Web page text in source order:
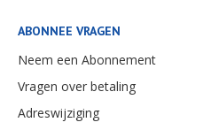
ABONNEE VRAGEN
Neem een Abonnement
Vragen over betaling
Adreswijziging